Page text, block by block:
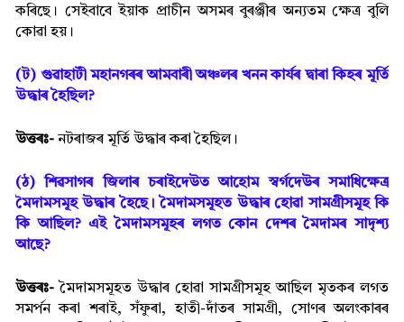
কৰিছে। সেইবাবে ইয়াক প্ৰাচীন অসমৰ বুৰঞ্জীৰ অন্যতম ক্ষেত্ৰ বুলি
কোৱা হয়।
(ট) গুৱাহাটী মহানগৰৰ আমবাৰী অঞ্চলৰ খনন কাৰ্যৰ দ্বাৰা কিহৰ মূৰ্তি
উদ্ধাৰ হৈছিল?
উত্তৰঃ-নটৰাজৰ মূৰ্তি উদ্ধাৰ কৰা হৈছিল।
(ঠ) শিৱসাগৰ জিলাৰ চৰাইদেউত আহোম স্বৰ্গদেউৰ সমাধিক্ষেত্ৰ
মৈদামসমূহ উদ্ধাৰ হৈছে। মৈদামসমূহত উদ্ধাৰ হোৱা সামগ্ৰীসমূহ কি
কি আছিল? এই মৈদামসমূহৰ লগত কোন দেশৰ মৈদামৰ সাদৃশ্য
আছে?
উত্তৰঃ- মৈদামসমূহত উদ্ধাৰ হোৱা সামগ্ৰীসমূহ আছিল মৃতকৰ লগত
সমৰ্পন কৰা শৰাই, সঁফুৰা, হাতী-দাঁতৰ সামগ্ৰী, সোণৰ অলংকাৰৰ